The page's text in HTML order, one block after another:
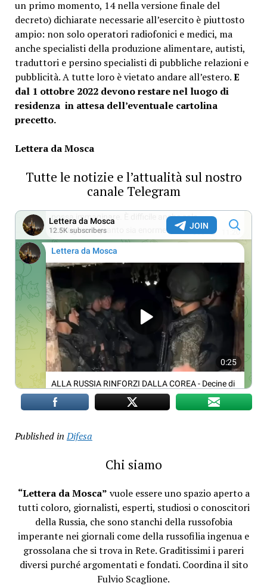
un primo momento, 14 nella versione finale del
decreto) dichiarate necessarie all’esercito è piuttosto
ampio: non solo operatori radiofonici e medici, ma
anche specialisti della produzione alimentare, autisti,
traduttori e persino specialisti di pubbliche relazioni e
pubblicità. A tutte loro è vietato andare all’estero.E
dal 1 ottobre 2022 devono restare nel luogo di
residenza in attesa dell’eventuale cartolina
precetto.
Lettera da Mosca
Tutte le notizie e l’attualità sul nostro
canale Telegram
Published in Difesa
Chi siamo
“Lettera da Mosca” vuole essere uno spazio aperto a
tutti coloro, giornalisti, esperti, studiosi o conoscitori
della Russia, che sono stanchi della russofobia
imperante nei giornali come della russofilia ingenua e
grossolana che si trova in Rete. Graditissimi i pareri
diversi purché argomentati e fondati. Coordina il sito
Fulvio Scaglione.